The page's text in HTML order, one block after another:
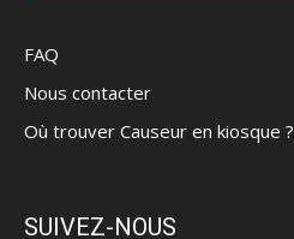
FAQ
Nous contacter
Où trouver Causeur en kiosque ?
SUIVEZ-NOUS